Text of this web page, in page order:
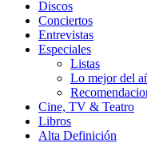
Discos
Conciertos
Entrevistas
Especiales
Listas
Lo mejor del
Cine, TV & Teatro
Libros
Alta Definición